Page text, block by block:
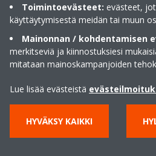
vähenee (jopa 30 %) ja lämpötila
käyttää myös puhaltimena, jolloin
jäähdytetä.
Toimintoevästeet: evästeet,
käyttäytymisestä meidän tai muun
Mainonnan / kohdentamisen
merkitseviä ja kiinnostuksiesi
mitataan mainoskampanjoiden
Lue lisää evästeistä
HYVÄKSY KAIKKI